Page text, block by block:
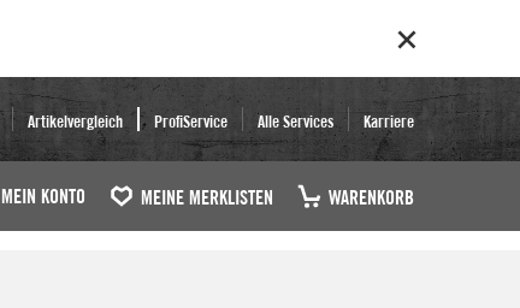
Artikelvergleich ProfiService Alle Services Karriere
MEIN KONTO MEINE MERKLISTEN WARENKORB